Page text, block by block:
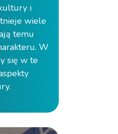
i
wiele
temu
W
się w te